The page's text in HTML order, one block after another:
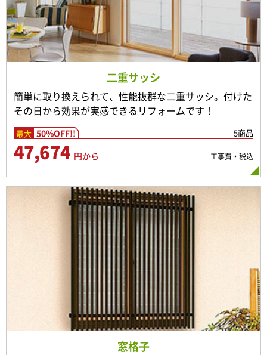
二重サッシ
簡単に取り換えられて、性能抜群な二重サッシ。付けた
その日から効果が実感できるリフォームです！
最大 50%OFF!! 5商品
47,674 円から 工事費・税込
窓格子